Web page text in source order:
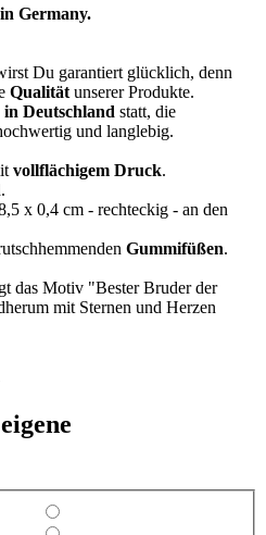
Germany.
Du garantiert glücklich, denn
Qualität unserer Produkte.
in Deutschland statt, die
und langlebig.
vollflächigem Druck.
x 0,4 cm - rechteckig - an den
Gummifüßen.
das Motiv "Bester Bruder der
mit Sternen und Herzen